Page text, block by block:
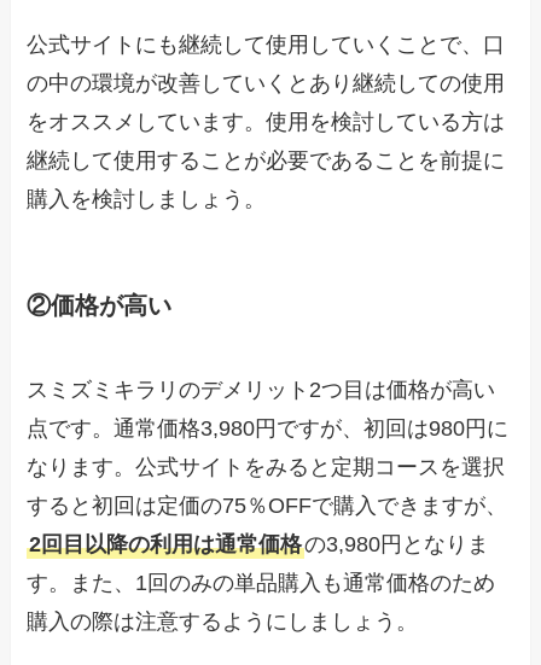
公式サイトにも継続して使用していくことで、口
の中の環境が改善していくとあり継続しての使用
をオススメしています。使用を検討している方は
継続して使用することが必要であることを前提に
購入を検討しましょう。
②価格が高い
スミズミキラリのデメリット2つ目は価格が高い
点です。通常価格3,980円ですが、初回は980円に
なります。公式サイトをみると定期コースを選択
すると初回は定価の75％OFFで購入できますが、
2回目以降の利用は通常価格の3,980円となりま
す。また、1回のみの単品購入も通常価格のため
購入の際は注意するようにしましょう。